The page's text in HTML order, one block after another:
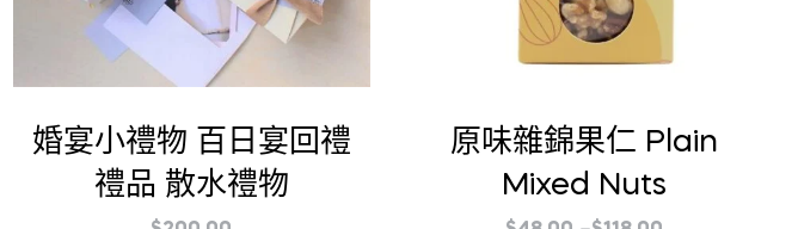
婚宴小禮物 百日宴回禮
禮品 散水禮物
原味雜錦果仁 Plain
Mixed Nuts